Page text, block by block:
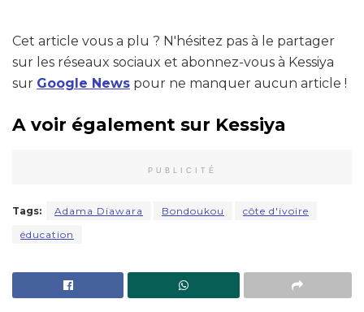
Cet article vous a plu ? N'hésitez pas à le partager
sur les réseaux sociaux et abonnez-vous à Kessiya
sur Google News pour ne manquer aucun article !
A voir également sur Kessiya
PUBLICITÉ
Tags: Adama Diawara Bondoukou
côte d'ivoire
éducation